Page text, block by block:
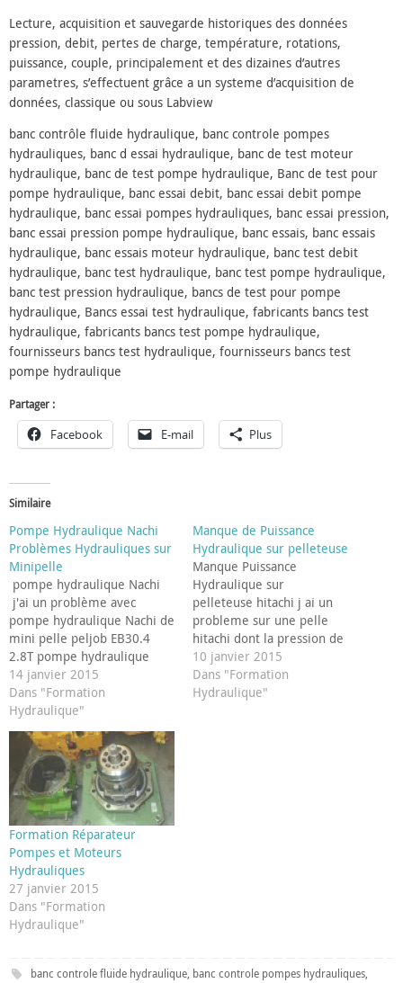
Lecture, acquisition et sauvegarde historiques des données
pression, debit, pertes de charge, température, rotations,
puissance, couple, principalement et des dizaines d’autres
parametres, s’effectuent grâce a un systeme d’acquisition de
données, classique ou sous Labview
banc contrôle fluide hydraulique, banc controle pompes
hydrauliques, banc d essai hydraulique, banc de test moteur
hydraulique, banc de test pompe hydraulique, Banc de test pour
pompe hydraulique, banc essai debit, banc essai debit pompe
hydraulique, banc essai pompes hydrauliques, banc essai pression,
banc essai pression pompe hydraulique, banc essais, banc essais
hydraulique, banc essais moteur hydraulique, banc test debit
hydraulique, banc test hydraulique, banc test pompe hydraulique,
banc test pression hydraulique, bancs de test pour pompe
hydraulique, Bancs essai test hydraulique, fabricants bancs test
hydraulique, fabricants bancs test pompe hydraulique,
fournisseurs bancs test hydraulique, fournisseurs bancs test
pompe hydraulique
Partager :
Facebook E-mail Plus
Similaire
Pompe Hydraulique Nachi
Problèmes Hydrauliques sur
Minipelle
pompe hydraulique Nachi
j'ai un problème avec
pompe hydraulique Nachi de
mini pelle peljob EB30.4
2.8T pompe hydraulique
Nachi pvd-1b-20l3dps-8g-
400 j'ai mélanger 2 huile
hydraulique qui en moussé.
Depuis ma pelle n'a plus de
force, j'ai tout vidangé et
remis de esquivis 46 mais
toujours pareil. Merci, Paul
mer. 14 janv. 2015…
14 janvier 2015
Dans "Formation
Hydraulique"
Manque de Puissance
Hydraulique sur pelleteuse
Manque Puissance
Hydraulique sur
pelleteuse hitachi j ai un
probleme sur une pelle
hitachi dont la pression de
fonctionnement est de
210bars mais les
mouvements sont lents;que
10 janvier 2015
Dans "Formation
Hydraulique"
Formation Réparateur
Pompes et Moteurs
Hydrauliques
27 janvier 2015
Dans "Formation
Hydraulique"
banc controle fluide hydraulique, banc controle pompes hydrauliques,